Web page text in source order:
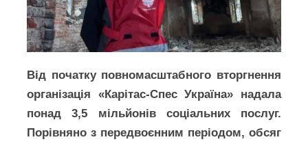
Від початку повномасштабного вторгнення
організація «Карітас-Спес Україна» надала
понад 3,5 мільйонів соціальних послуг.
Порівняно з передвоєнним періодом, обсяг